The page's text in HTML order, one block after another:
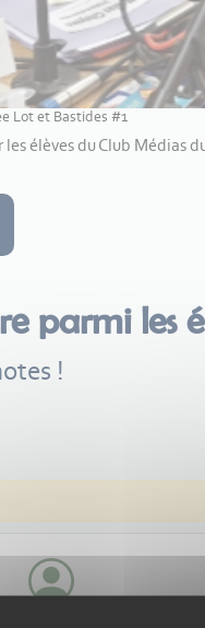
Lot et Bastides #1
élèves du Club Médias
parmi les
!